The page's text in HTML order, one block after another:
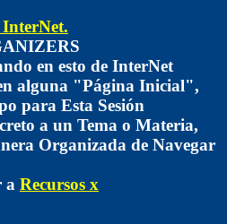
en esto de InterNet
alguna "Página Inicial",
para Esta Sesión
a un Tema o Materia,
Organizada de Navegar
a Recursos x